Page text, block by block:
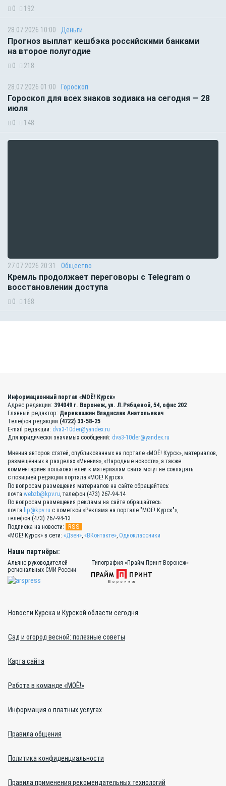
0 192
28.07.2026 10:00 Деньги
Прогноз выплат кешбэка российскими банками
на второе полугодие
0 218
28.07.2026 01:00 Гороскоп
Гороскоп для всех знаков зодиака на сегодня — 28
июля
0 148
27.07.2026 20:31 Общество
Кремль продолжает переговоры с Telegram о
восстановлении доступа
0 168
Информационный портал «МОЁ! Курск»
Адрес редакции: 394049 г. Воронеж, ул. Л.Рябцевой, 54, офис 202
Главный редактор: Деревяшкин Владислав Анатольевич
Телефон редакции (4722) 33-58-25
E-mail редакции: dva3-10der@yandex.ru
Для юридически значимых сообщений: dva3-10der@yandex.ru
Мнения авторов статей, опубликованных на портале «МОЁ! Курск», материалов,
размещённых в разделах «Мнения», «Народные новости», а также
комментариев пользователей к материалам сайта могут не совпадать
с позицией редакции портала «МОЁ! Курск».
По вопросам размещения материалов на сайте обращайтесь:
почта webzb@kpv.ru, телефон (473) 267-94-14
По вопросам размещения рекламы на сайте обращайтесь:
почта lip@kpv.ru с пометкой «Реклама на портале "МОЁ! Курск"»,
телефон (473) 267-94-13
Подписка на новости:
RSS
«МОЁ! Курск» в сети: «Дзен», «ВКонтакте», Одноклассники
Наши партнёры:
Альянс руководителей
региональных СМИ России
Типография «Прайм Принт Воронеж»
Новости Курска и Курской области сегодня
Сад и огород весной: полезные советы
Карта сайта
Работа в команде «МОЁ!»
Информация о платных услугах
Правила общения
Политика конфиденциальности
Правила применения рекомендательных технологий